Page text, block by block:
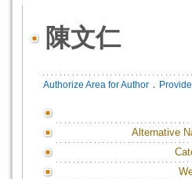
陳文仁
Authorize Area for Author ．
Alternative